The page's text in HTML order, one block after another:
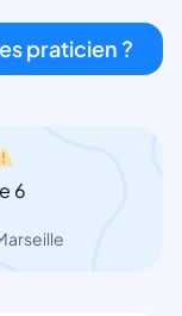
praticien ?
6